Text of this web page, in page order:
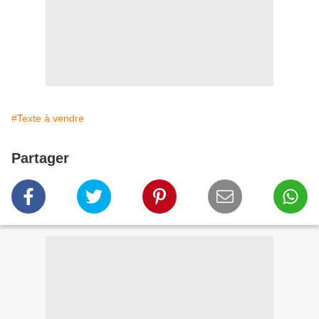
#Texte à vendre
Partager